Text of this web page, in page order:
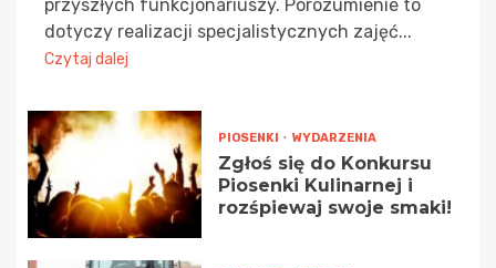
przyszłych funkcjonariuszy. Porozumienie to
dotyczy realizacji specjalistycznych zajęć...
Czytaj dalej
PIOSENKI WYDARZENIA
Zgłoś się do Konkursu
Piosenki Kulinarnej i
rozśpiewaj swoje smaki!